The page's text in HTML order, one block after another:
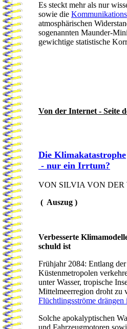
Es steckt mehr als nur
sowie die
atmosphärischen
sogenannten Maunder-
gewichtige statistische
Von der Internet - Seite
Die Klimakatastrophe
- nur ein Irrtum?
VON SILVIA VON DER
( Auszug )
Verbesserte
schuld ist
Frühjahr 2084: Entlang
Küstenmetropolen
unter Wasser, tropische
Mittelmeerregion droht zu
Flüchtlingsströme
Solche apokalyptischen